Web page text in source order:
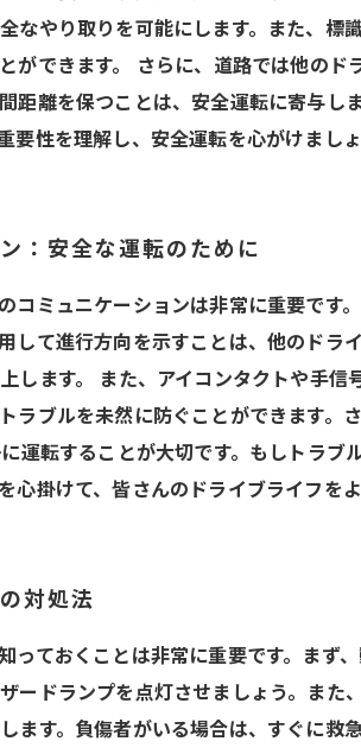
なやり取りを可能にします。また、
ができます。 さらに、道路では他の
距離を保つことは、安全運転に寄与
性を理解し、安全運転を心がけましょ
：安全な運転のために
コミュニケーションは非常に重要で
して進行方向を示すことは、他のド
します。 また、アイコンタクトや手
ラブルを未然に防ぐことができます
運転することが大切です。もしトラ
心掛けて、皆さんのドライブライフを
対処法
っておくことは非常に重要です。まず
ードランプを点灯させましょう。ま
ます。負傷者がいる場合は、すぐに